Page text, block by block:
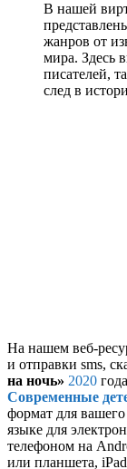
В нашей
жанров от
мира. Здесь
писателей,
след в
На нашем веб-
и отправки sms,
на ночь» 2020
Современные
формат для
языке для
телефоном на
или планшета,